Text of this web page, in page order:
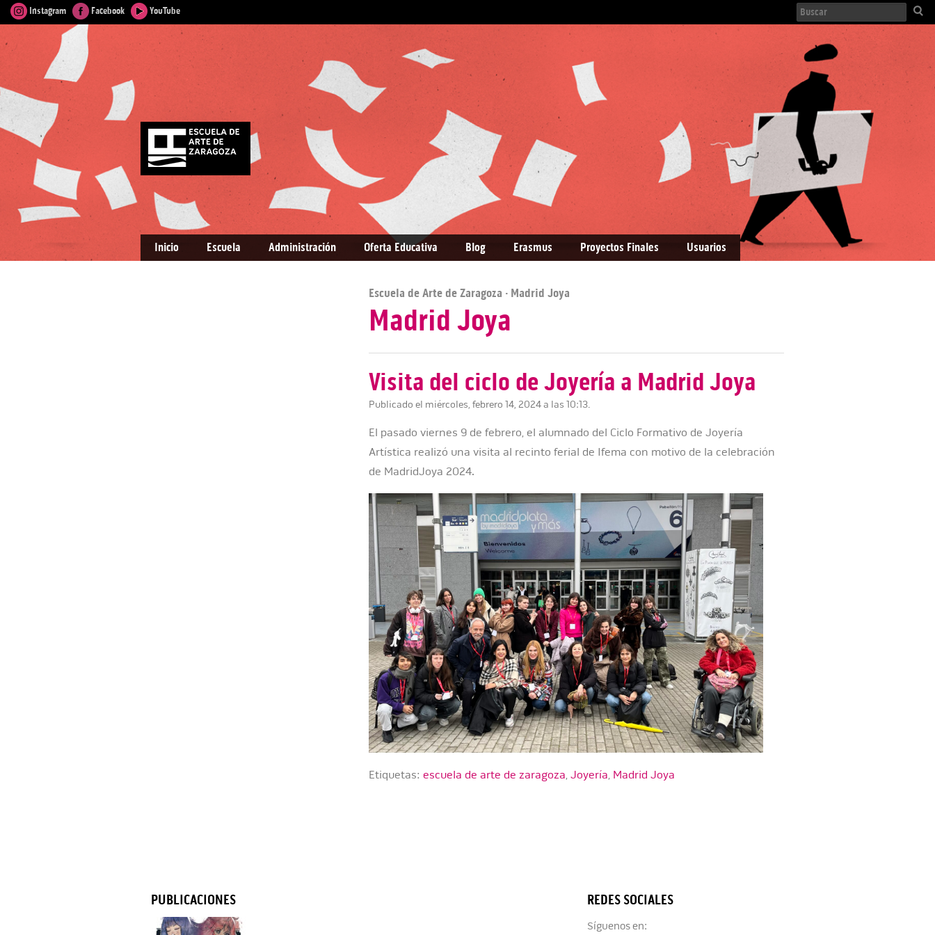
Instagram Facebook YouTube
Inicio Escuela Administración Oferta Educativa Blog Erasmus Proyectos Finales Usuarios
Escuela de Arte de Zaragoza · Madrid Joya
Madrid Joya
Visita del ciclo de Joyería a Madrid Joya
Publicado el miércoles, febrero 14, 2024 a las 10:13.
El pasado viernes 9 de febrero, el alumnado del Ciclo Formativo de Joyería
Artística realizó una visita al recinto ferial de Ifema con motivo de la celebración
de MadridJoya 2024.
Etiquetas:escuela de arte de zaragoza,Joyería, Madrid Joya
PUBLICACIONES REDES SOCIALES
Síguenos en: